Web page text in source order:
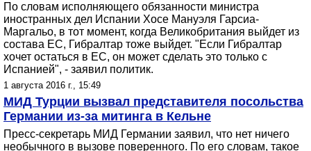
По словам исполняющего обязанности министра
иностранных дел Испании Хосе Мануэля Гарсиа-
Маргальо, в тот момент, когда Великобритания выйдет из
состава ЕС, Гибралтар тоже выйдет. "Если Гибралтар
хочет остаться в ЕС, он может сделать это только с
Испанией", - заявил политик.
1 августа 2016 г., 15:49
МИД Турции вызвал представителя посольства
Германии из-за митинга в Кельне
Пресс-секретарь МИД Германии заявил, что нет ничего
необычного в вызове поверенного. По его словам, такое